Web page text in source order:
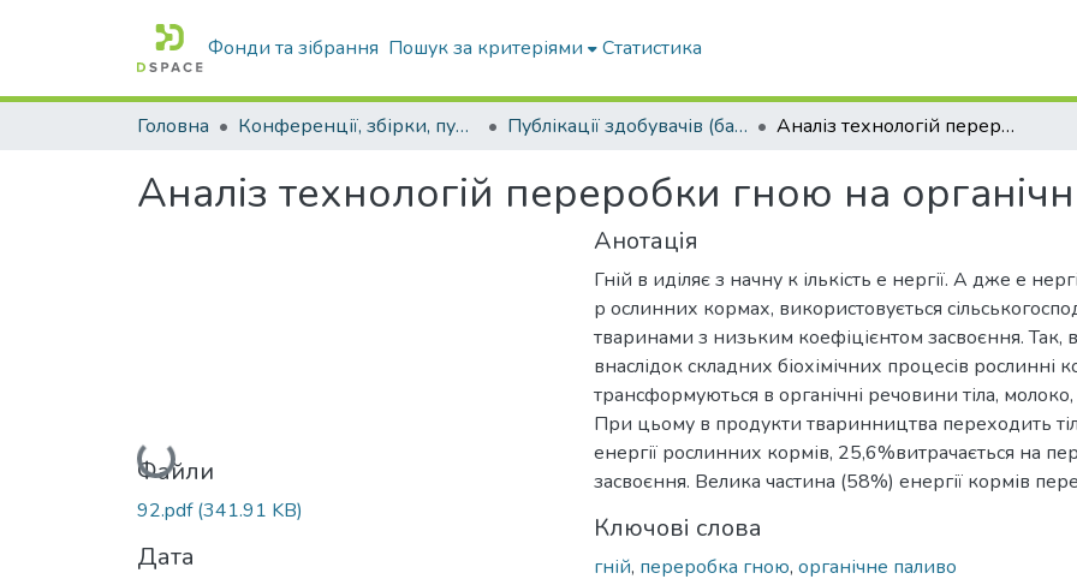
Фонди та зібрання Пошук за критеріями Статистика
Головна Конференції, збірки, публікації молодих вчених і здобувачів : магістрів, бакалаврів, аспірантів. Публікації здобувачів (бакалаврів. магістрів, аспірантів) Аналіз технологій переробки гною на органічне паливо
Аналіз технологій переробки гною на
Вантажиться...
Файли
92.pdf(341.91 KB)
Дата
Анотація
Гній в иділяє з начну к ількість е нергії. А дже е
р ослинних кормах, використовується
тваринами з низьким коефіцієнтом засвоєння. Так,
внаслідок складних біохімічних процесів рослинні
трансформуються в органічні речовини тіла,
При цьому в продукти тваринництва переходить
енергії рослинних кормів, 25,6%витрачається на
засвоєння. Велика частина (58%) енергії кормів
Ключові слова
гній, переробка гною, органічне паливо